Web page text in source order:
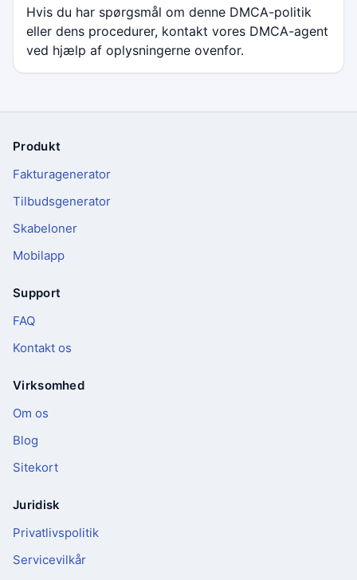
Hvis du har spørgsmål om denne DMCA-politik
eller dens procedurer, kontakt vores DMCA-agent
ved hjælp af oplysningerne ovenfor.
Sidefod
Produkt
Fakturagenerator
Tilbudsgenerator
Skabeloner
Mobilapp
Support
FAQ
Kontakt os
Virksomhed
Om os
Blog
Sitekort
Juridisk
Privatlivspolitik
Servicevilkår